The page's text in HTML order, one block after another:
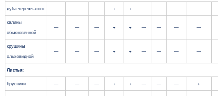
дуба черешчатого — — — + + — — — —
калины
обыкновенной
— — — + + — — — —
крушины
ольховидной
— — — + + — — — —
Листья:
брусники — — — + + — — — +